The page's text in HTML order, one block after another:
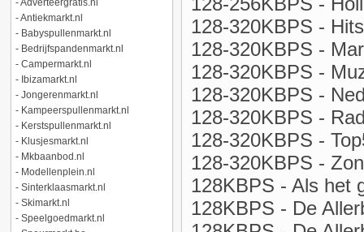
-Adverteergratis.nl
-Antiekmarkt.nl
- Babyspullenmarkt.nl
- Bedrijfspandenmarkt.nl
- Campermarkt.nl
- Ibizamarkt.nl
- Jongerenmarkt.nl
- Kampeerspullenmarkt.nl
- Kerstspullenmarkt.nl
- Klusjesmarkt.nl
- Mkbaanbod.nl
- Modellenplein.nl
- Sinterklaasmarkt.nl
- Skimarkt.nl
- Speelgoedmarkt.nl
128-320KBPS -
128-320KBPS -
128-320KBPS -
128-320KBPS -
128-320KBPS -
128-320KBPS -
128-320KBPS -
128KBPS - Als het
128KBPS - De